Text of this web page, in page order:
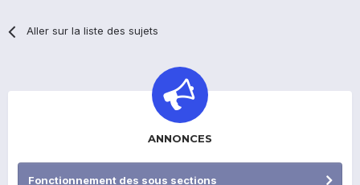
Aller sur la liste des sujets
ANNONCES
Fonctionnement des sous sections